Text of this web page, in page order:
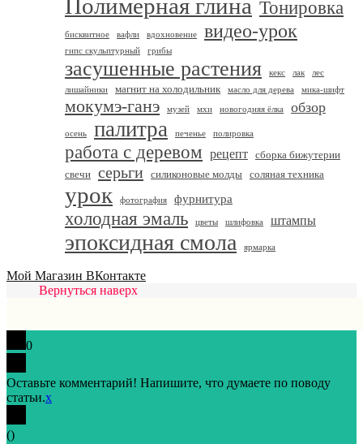
Полимерная глина Тонировка
бисквитное вафли вдохновение видео-урок
гипс скульптурный грибы
засушенные растения кекс лак
лес
лишайники
магнит на холодильник масло для дерева мика-шифт
мокумэ-ганэ музей мхи новогодняя ёлка обзор
осень палитра печенье полировка
работа с деревом рецепт сборка бижутерии
свечи серьги силиконовые молды соляная техника
урок фотография фурнитура
холодная эмаль цветы шлифовка штампы
эпоксидная смола ярмарка
Мой Магазин ВКонтакте
Вернуться наверх
0
Оставьте комментарий! Напишите, что думаете по поводу
статьи.x
()